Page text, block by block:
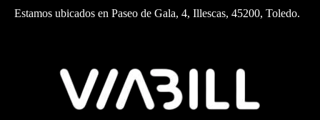
Estamos ubicados en Paseo de Gala, 4, Illescas, 45200, Toledo.